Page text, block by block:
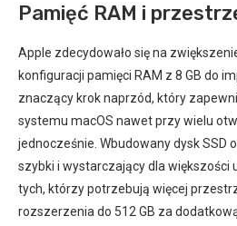
Pamięć RAM i
Apple zdecydowało się na
konfiguracji pamięci RAM z 8 GB do
znaczący krok naprzód, który
systemu macOS nawet przy wielu
jednocześnie. Wbudowany dysk SSD
szybki i wystarczający dla większości
tych, którzy potrzebują więcej
rozszerzenia do 512 GB za